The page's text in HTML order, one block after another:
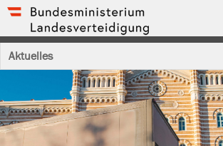
Aktuelles